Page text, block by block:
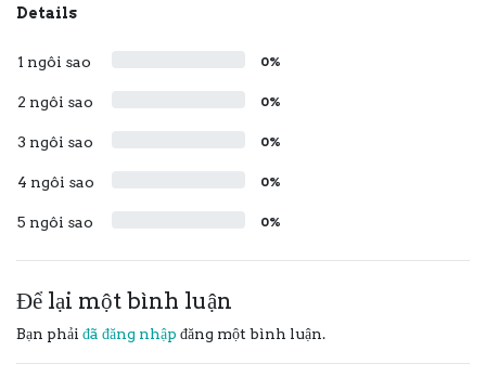
Details
1 ngôi sao 0%
2 ngôi sao 0%
3 ngôi sao 0%
4 ngôi sao 0%
5 ngôi sao 0%
Để lại một bình luận
Bạn phải đã đăng nhập đăng một bình luận.